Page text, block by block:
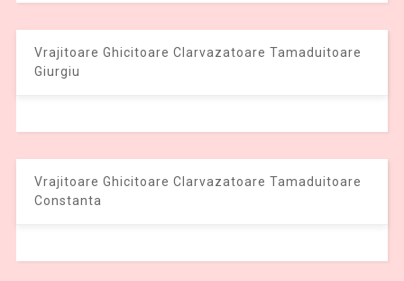
Vrajitoare Ghicitoare Clarvazatoare Tamaduitoare
Giurgiu
Vrajitoare Ghicitoare Clarvazatoare Tamaduitoare
Constanta